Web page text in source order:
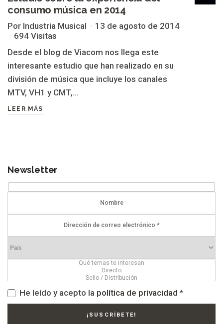
consumo música en 2014
Por Industria Musical
13 de agosto de 2014
694 Visitas
Desde el blog de Viacom nos llega este
interesante estudio que han realizado en su
división de música que incluye los canales
MTV, VH1 y CMT,...
LEER MÁS
Newsletter
He leído y acepto la política de privacidad *